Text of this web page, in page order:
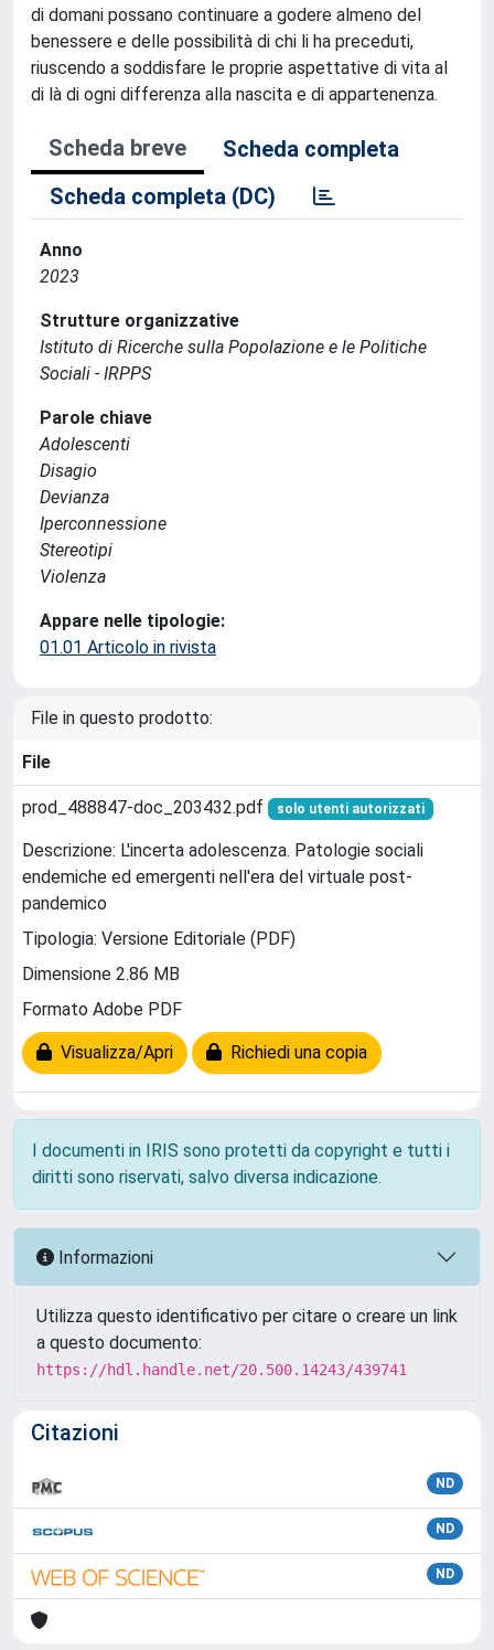
di domani possano continuare a godere almeno del
benessere e delle possibilità di chi li ha preceduti,
riuscendo a soddisfare le proprie aspettative di vita al
di là di ogni differenza alla nascita e di appartenenza.
Scheda breve
Scheda completa
Scheda completa (DC)
Anno
2023
Strutture organizzative
Istituto di Ricerche sulla Popolazione e le Politiche
Sociali - IRPPS
Parole chiave
Adolescenti
Disagio
Devianza
Iperconnessione
Stereotipi
Violenza
Appare nelle tipologie:
01.01 Articolo in rivista
File in questo prodotto:
File
prod_488847-doc_203432.pdf solo utenti autorizzati
Descrizione: L'incerta adolescenza. Patologie sociali
endemiche ed emergenti nell'era del virtuale post-
pandemico
Tipologia: Versione Editoriale (PDF)
Dimensione 2.86 MB
Formato Adobe PDF
Visualizza/Apri Richiedi una copia
I documenti in IRIS sono protetti da copyright e tutti i
diritti sono riservati, salvo diversa indicazione.
Informazioni
Utilizza questo identificativo per citare o creare un link
a questo documento:
https://hdl.handle.net/20.500.14243/439741
Citazioni
ND
ND
ND